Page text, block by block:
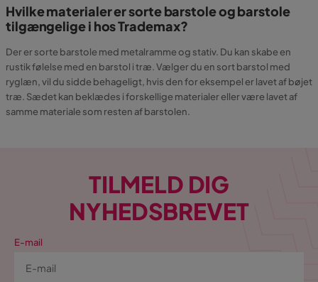
Hvilke materialer er sorte barstole og barstole
tilgængelige i hos Trademax?
Der er sorte barstole med metalramme og stativ. Du kan skabe en
rustik følelse med en barstol i træ. Vælger du en sort barstol med
ryglæn, vil du sidde behageligt, hvis den for eksempel er lavet af bøjet
træ. Sædet kan beklædes i forskellige materialer eller være lavet af
samme materiale som resten af ​​barstolen.
TILMELD DIG
NYHEDSBREVET
E-mail